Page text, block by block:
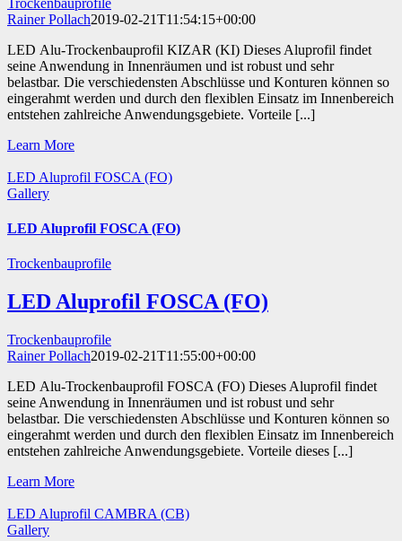
Trockenbauprofile
Rainer Pollach2019-02-21T11:54:15+00:00
LED Alu-Trockenbauprofil KIZAR (KI) Dieses Aluprofil findet
seine Anwendung in Innenräumen und ist robust und sehr
belastbar. Die verschiedensten Abschlüsse und Konturen können so
eingerahmt werden und durch den flexiblen Einsatz im Innenbereich
entstehen zahlreiche Anwendungsgebiete. Vorteile [...]
Learn More
LED Aluprofil FOSCA (FO)
Gallery
LED Aluprofil FOSCA (FO)
Trockenbauprofile
LED Aluprofil FOSCA (FO)
Trockenbauprofile
Rainer Pollach2019-02-21T11:55:00+00:00
LED Alu-Trockenbauprofil FOSCA (FO) Dieses Aluprofil findet
seine Anwendung in Innenräumen und ist robust und sehr
belastbar. Die verschiedensten Abschlüsse und Konturen können so
eingerahmt werden und durch den flexiblen Einsatz im Innenbereich
entstehen zahlreiche Anwendungsgebiete. Vorteile dieses [...]
Learn More
LED Aluprofil CAMBRA (CB)
Gallery